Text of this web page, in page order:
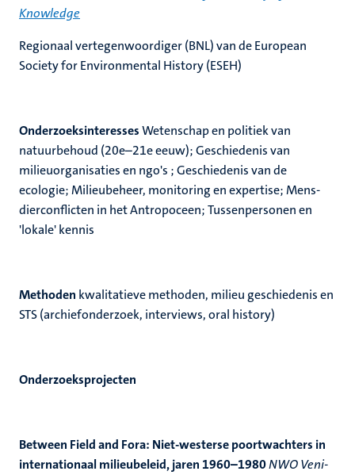
Knowledge
Regionaal vertegenwoordiger (BNL) van de European
Society for Environmental History (ESEH)
OnderzoeksinteressesWetenschap en politiek van
natuurbehoud (20e–21e eeuw); Geschiedenis van
milieuorganisaties en ngo's ; Geschiedenis van de
ecologie; Milieubeheer, monitoring en expertise; Mens-
dierconflicten in het Antropoceen; Tussenpersonen en
'lokale' kennis
Methoden kwalitatieve methoden, milieu geschiedenis en
STS (archiefonderzoek, interviews, oral history)
Onderzoeksprojecten
Between Field and Fora: Niet-westerse poortwachters in
internationaal milieubeleid, jaren 1960–1980NWO Veni-